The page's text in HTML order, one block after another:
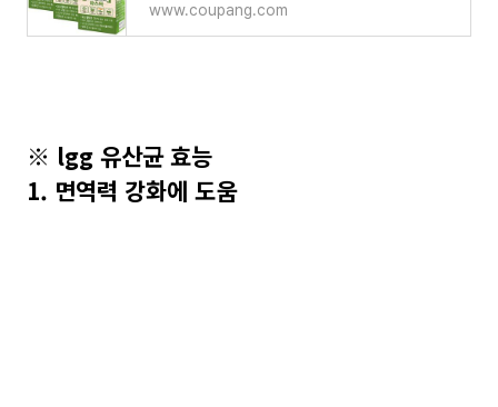
www.coupang.com
※ lgg 유산균 효능
1. 면역력 강화에 도움